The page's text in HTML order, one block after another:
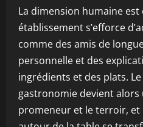
La dimension humaine
établissement s’efforce
comme des amis de
personnelle et des
ingrédients et des plats.
gastronomie devient
promeneur et le terroir, et